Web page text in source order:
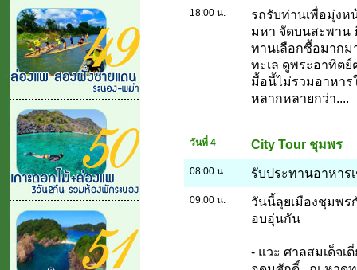
18:00 น.
รถรับท่านเพื่อมุ่งห
มหา จัดบนสะพาน
ทานเลือกซื้อมากม
ทะเล ดูพระอาทิตย์
มื้อนี้ไม่รวมอาหาร
หลากหลายกว่า....
วันที่ 4 City Tour ชุมพร
08:00 น. รับประทานอาหาร
09:00 น.
วันนี้ลุยเมืองชุมพร
อบอุ่นกัน
- แวะ ศาลสมเด็จเ